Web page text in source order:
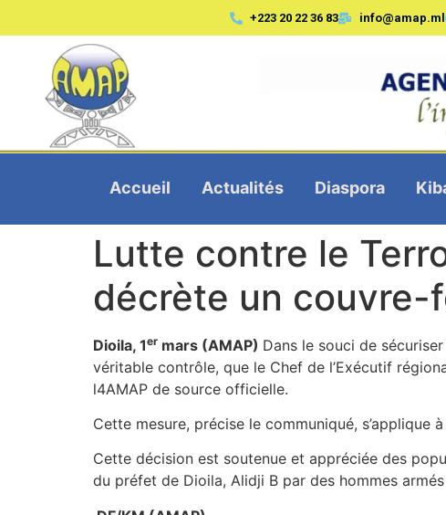
+223 20 22 36 83 info@amap.ml
Accueil Actualités Diaspora
Lutte contre le
décrète un couvre-
Dioila, 1er mars (AMAP) Dans le souci de
véritable contrôle, que le Chef de l’Exécutif
l4AMAP de source officielle.
Cette mesure, précise le communiqué, s’applique
Cette décision est soutenue et appréciée des
du préfet de Dioila, Alidji B par des hommes